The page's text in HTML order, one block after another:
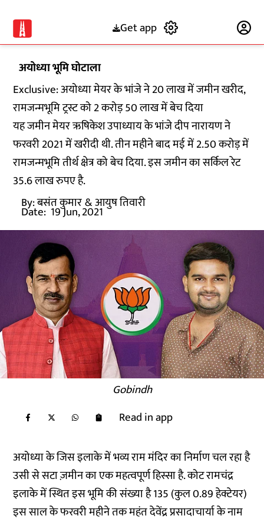
Get app
अयोध्या भूमि घोटाला
Exclusive: अयोध्या मेयर के भांजे ने 20 लाख में जमीन खरीद,
रामजन्मभूमि ट्रस्ट को 2 करोड़ 50 लाख में बेच दिया
यह जमीन मेयर ऋषिकेश उपाध्याय के भांजे दीप नारायण ने
फरवरी 2021 में खरीदी थी. तीन महीने बाद मई में 2.50 करोड़ में
रामजन्मभूमि तीर्थ क्षेत्र को बेच दिया. इस जमीन का सर्किल रेट
35.6 लाख रुपए है.
By:बसंत कुमार& आयुष तिवारी
Date: 19 Jun, 2021
Gobindh
Read in app
अयोध्या के जिस इलाके में भव्य राम मंदिर का निर्माण चल रहा है
उसी से सटा ज़मीन का एक महत्वपूर्ण हिस्सा है. कोट रामचंद्र
इलाके में स्थित इस भूमि की संख्या है 135 (कुल 0.89 हेक्टेयर)
इस साल के फरवरी महीने तक महंत देवेंद्र प्रसादाचार्या के नाम